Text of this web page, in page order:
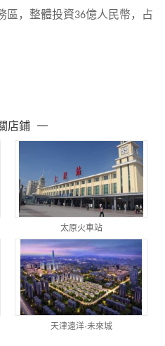
區，整體投資36億人民幣，占
店鋪
太原火車站
天津遠洋·未來城